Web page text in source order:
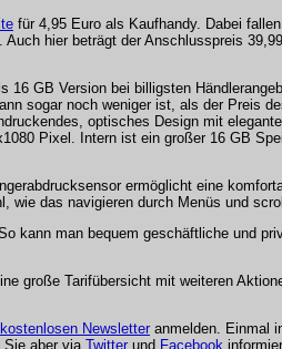
für 4,95 Euro als Kaufhandy. Dabei
hier beträgt der Anschlusspreis
16 GB Version bei billigsten
sogar noch weniger ist, als der Preis
optisches Design mit
Pixel. Intern ist ein großer 16 GB
ermöglicht eine
das navigieren durch Menüs und
kann man bequem geschäftliche und
große Tarifübersicht mit weiteren
kostenlosen Newsletter anmelden. Einmal
Sie aber via Twitter und Facebook